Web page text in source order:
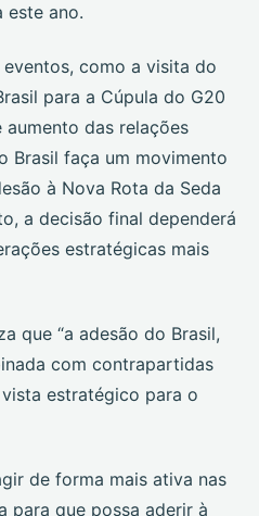
este ano.
como a visita do
para a Cúpula do G20
das relações
Brasil faça um movimento
à Nova Rota da Seda
a decisão final dependerá
estratégicas mais
que “a adesão do Brasil,
com contrapartidas
estratégico para o
de forma mais ativa nas
para que possa aderir à